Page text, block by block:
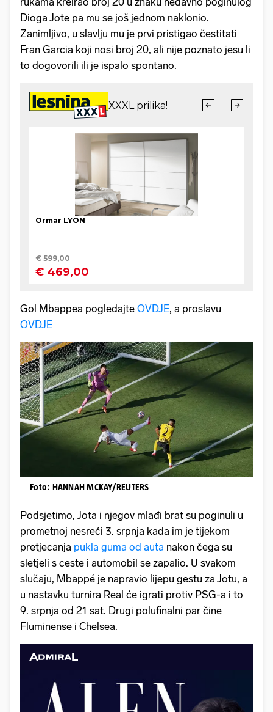
Dioga Jote pa mu se još jednom naklonio.
Zanimljivo, u slavlju mu je prvi pristigao čestitati
Fran Garcia koji nosi broj 20, ali nije poznato jesu li
to dogovorili ili je ispalo spontano.
Gol Mbappea pogledajte OVDJE, a proslavu
OVDJE
Foto: HANNAH MCKAY/REUTERS
Podsjetimo, Jota i njegov mlađi brat su poginuli u
prometnoj nesreći 3. srpnja kada im je tijekom
pretjecanja pukla guma od auta nakon čega su
sletjeli s ceste i automobil se zapalio. U svakom
slučaju, Mbappé je napravio lijepu gestu za Jotu, a
u nastavku turnira Real će igrati protiv PSG-a i to
9. srpnja od 21 sat. Drugi polufinalni par čine
Fluminense i Chelsea.